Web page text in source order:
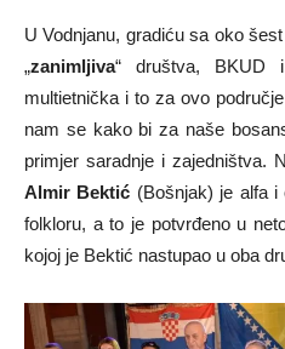
U Vodnjanu, gradiću sa oko
„zanimljiva“ društva, BKUD
multietnička i to za ovo
nam se kako bi za naše
primjer saradnje i zajedništva.
Almir Bektić (Bošnjak) je alfa
folkloru, a to je potvrđeno u
kojoj je Bektić nastupao u oba